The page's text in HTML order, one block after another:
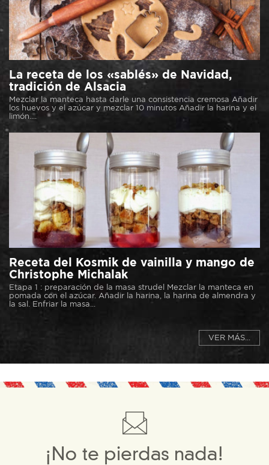
La receta de los «sablés» de Navidad,
tradición de Alsacia
Mezclar la manteca hasta darle una consistencia cremosa Añadir
los huevos y el azúcar y mezclar 10 minutos Añadir la harina y el
limón....
Receta del Kosmik de vainilla y mango de
Christophe Michalak
Etapa 1 : preparación de la masa strudel Mezclar la manteca en
pomada con el azúcar. Añadir la harina, la harina de almendra y
la sal. Enfriar la masa...
VER MÁS...
¡No te pierdas nada!